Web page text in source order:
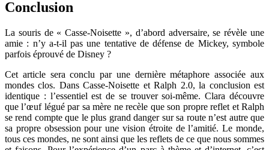
Conclusion
La souris de « Casse-Noisette », d’abord adversaire, se révèle une
amie : n’y a-t-il pas une tentative de défense de Mickey, symbole
parfois éprouvé de Disney ?
Cet article sera conclu par une dernière métaphore associée aux
mondes clos. Dans Casse-Noisette et Ralph 2.0, la conclusion est
identique : l’essentiel est de se trouver soi-même. Clara découvre
que l’œuf légué par sa mère ne recèle que son propre reflet et Ralph
se rend compte que le plus grand danger sur sa route n’est autre que
sa propre obsession pour une vision étroite de l’amitié. Le monde,
tous ces mondes, ne sont ainsi que les reflets de ce que nous sommes